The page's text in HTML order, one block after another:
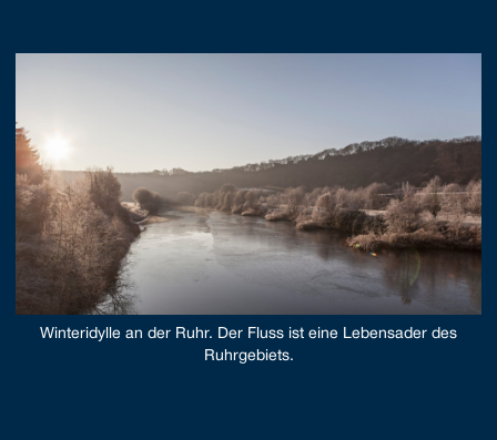
Winteridylle an der Ruhr. Der Fluss ist eine Lebensader des
Ruhrgebiets.